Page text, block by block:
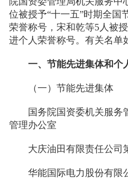
位被授予“十一五”时期全国
荣誉称号，宋和乾等5人被
进个人荣誉称号。有关名单
一、节能先进集体和个
（一）节能先进集体
国务院国资委机关服务
管理办公室
大庆油田有限责任公司
华能国际电力股份有限